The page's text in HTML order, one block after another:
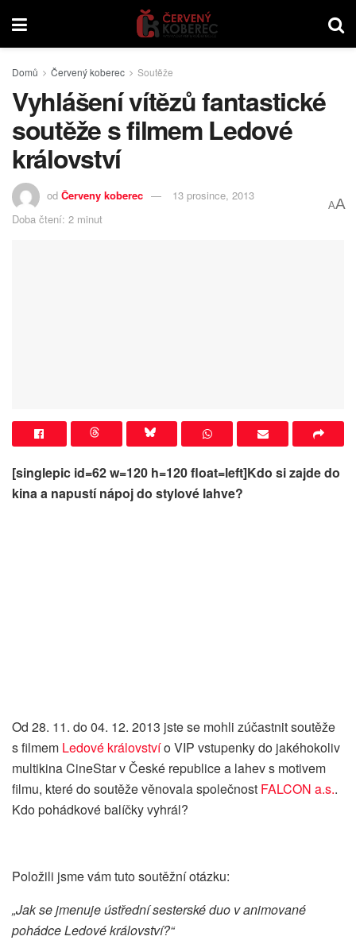
Domů Červený koberec Soutěže
Vyhlášení vítězů fantastické
soutěže s filmem Ledové
království
od Červeny koberec
13 prosince, 2013
Doba čtení: 2 minut
AA
[singlepic id=62 w=120 h=120 float=left]Kdo si zajde do
kina a napustí nápoj do stylové lahve?
Od 28. 11. do 04. 12. 2013 jste se mohli zúčastnit soutěže
s filmem Ledové královstvío VIP vstupenky do jakéhokoliv
multikina CineStar v České republice a lahev s motivem
filmu, které do soutěže věnovala společnost FALCON a.s..
Kdo pohádkové balíčky vyhrál?
Položili jsme vám tuto soutěžní otázku:
„Jak se jmenuje ústřední sesterské duo v animované
pohádce Ledové království?“